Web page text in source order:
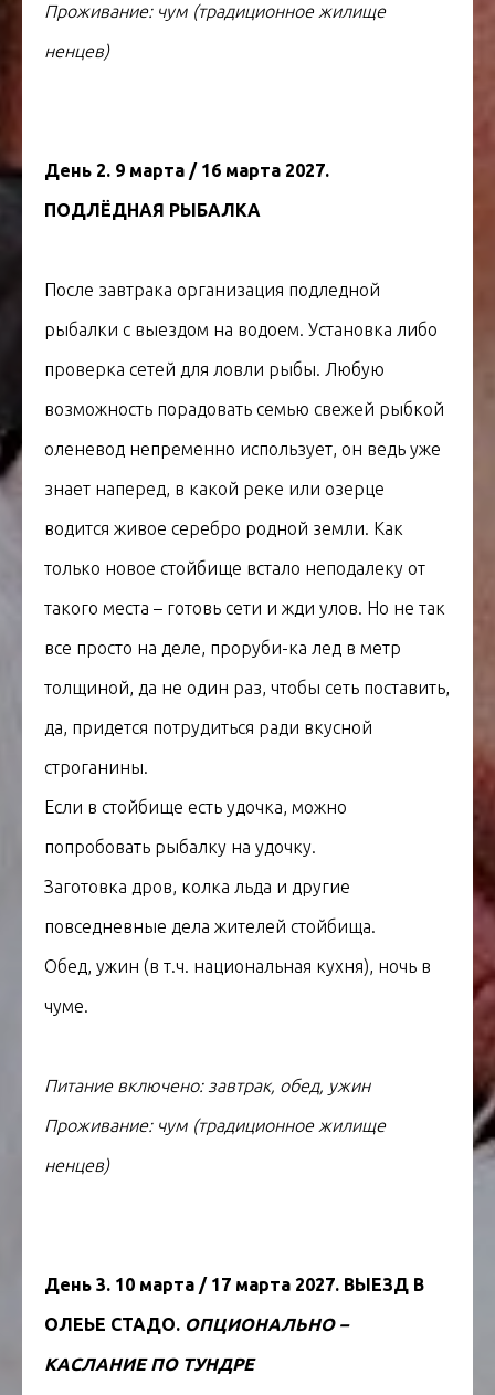
Проживание: чум (традиционное жилище
ненцев)
День 2. 9 марта / 16 марта 2027.
ПОДЛЁДНАЯ РЫБАЛКА
После завтрака организация подледной
рыбалки с выездом на водоем. Установка либо
проверка сетей для ловли рыбы. Любую
возможность порадовать семью свежей рыбкой
оленевод непременно использует, он ведь уже
знает наперед, в какой реке или озерце
водится живое серебро родной земли. Как
только новое стойбище встало неподалеку от
такого места – готовь сети и жди улов. Но не так
все просто на деле, проруби-ка лед в метр
толщиной, да не один раз, чтобы сеть поставить,
да, придется потрудиться ради вкусной
строганины.
Если в стойбище есть удочка, можно
попробовать рыбалку на удочку.
Заготовка дров, колка льда и другие
повседневные дела жителей стойбища.
Обед, ужин (в т.ч. национальная кухня), ночь в
чуме.
Питание включено: завтрак, обед, ужин
Проживание: чум (традиционное жилище
ненцев)
День 3. 10 марта / 17 марта 2027. ВЫЕЗД В
ОЛЕЬЕ СТАДО. ОПЦИОНАЛЬНО –
КАСЛАНИЕ ПО ТУНДРЕ